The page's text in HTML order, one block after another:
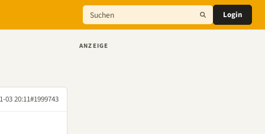
Login
03 20:11#1999743
ANZEIGE